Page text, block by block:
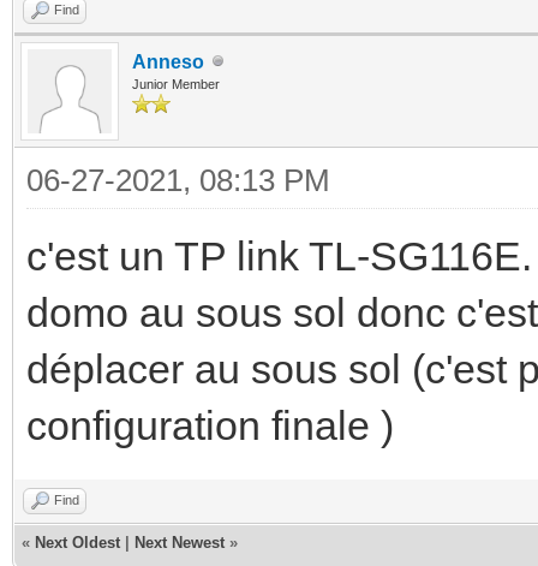
Find
Anneso
Junior Member
06-27-2021, 08:13 PM
c'est un TP link TL-
domo au sous sol donc
déplacer au sous sol (c'est
configuration finale )
Find
« Next Oldest Next Newest »